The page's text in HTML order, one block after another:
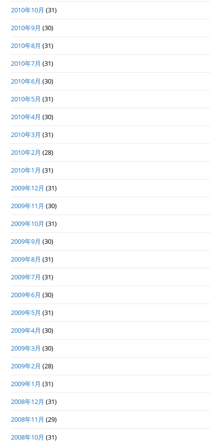
2010年10月 (31)
2010年9月 (30)
2010年8月 (31)
2010年7月 (31)
2010年6月 (30)
2010年5月 (31)
2010年4月 (30)
2010年3月 (31)
2010年2月 (28)
2010年1月 (31)
2009年12月 (31)
2009年11月 (30)
2009年10月 (31)
2009年9月 (30)
2009年8月 (31)
2009年7月 (31)
2009年6月 (30)
2009年5月 (31)
2009年4月 (30)
2009年3月 (30)
2009年2月 (28)
2009年1月 (31)
2008年12月 (31)
2008年11月 (29)
2008年10月 (31)